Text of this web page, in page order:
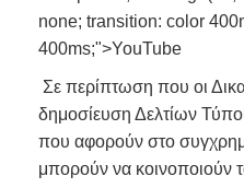
none; transition: color
400ms;">YouTube
Σε περίπτωση που οι
δημοσίευση Δελτίων
που αφορούν στο
μπορούν να κοινοποιούν